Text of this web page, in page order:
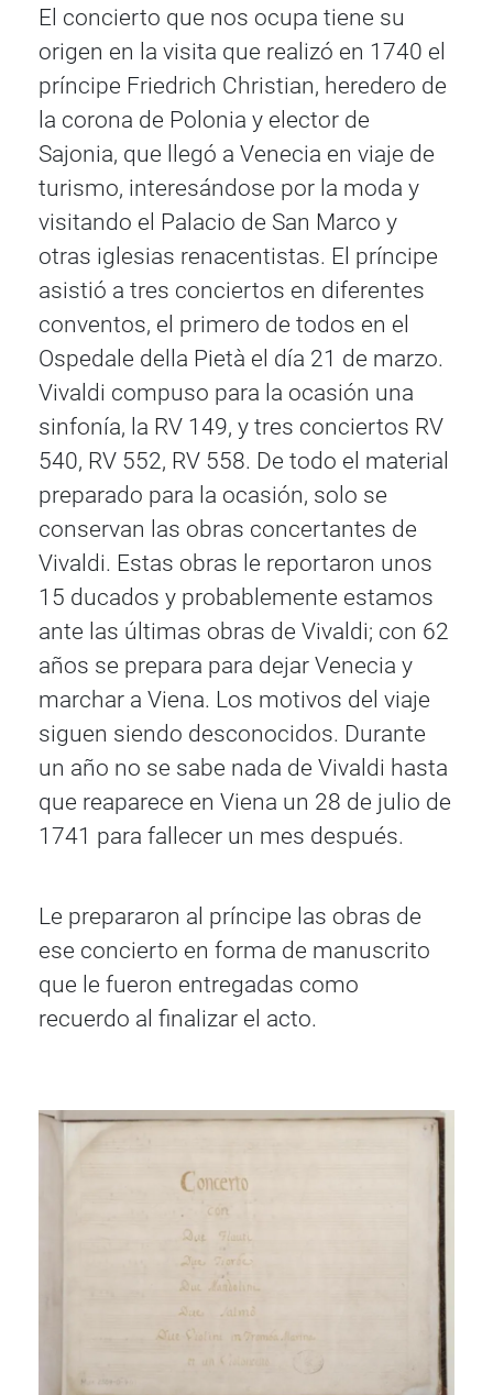
El concierto que nos ocupa tiene su
origen en la visita que realizó en 1740 el
príncipe Friedrich Christian, heredero de
la corona de Polonia y elector de
Sajonia, que llegó a Venecia en viaje de
turismo, interesándose por la moda y
visitando el Palacio de San Marco y
otras iglesias renacentistas. El príncipe
asistió a tres conciertos en diferentes
conventos, el primero de todos en el
Ospedale della Pietà el día 21 de marzo.
Vivaldi compuso para la ocasión una
sinfonía, la RV 149, y tres conciertos RV
540, RV 552, RV 558. De todo el material
preparado para la ocasión, solo se
conservan las obras concertantes de
Vivaldi. Estas obras le reportaron unos
15 ducados y probablemente estamos
ante las últimas obras de Vivaldi; con 62
años se prepara para dejar Venecia y
marchar a Viena. Los motivos del viaje
siguen siendo desconocidos. Durante
un año no se sabe nada de Vivaldi hasta
que reaparece en Viena un 28 de julio de
1741 para fallecer un mes después.
Le prepararon al príncipe las obras de
ese concierto en forma de manuscrito
que le fueron entregadas como
recuerdo al finalizar el acto.